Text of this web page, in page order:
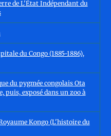
de L'État Indépendant du
du Congo (1885-1886),
du pygmée congolais Ota
puis, exposé dans un zoo à
Kongo (L'histoire du